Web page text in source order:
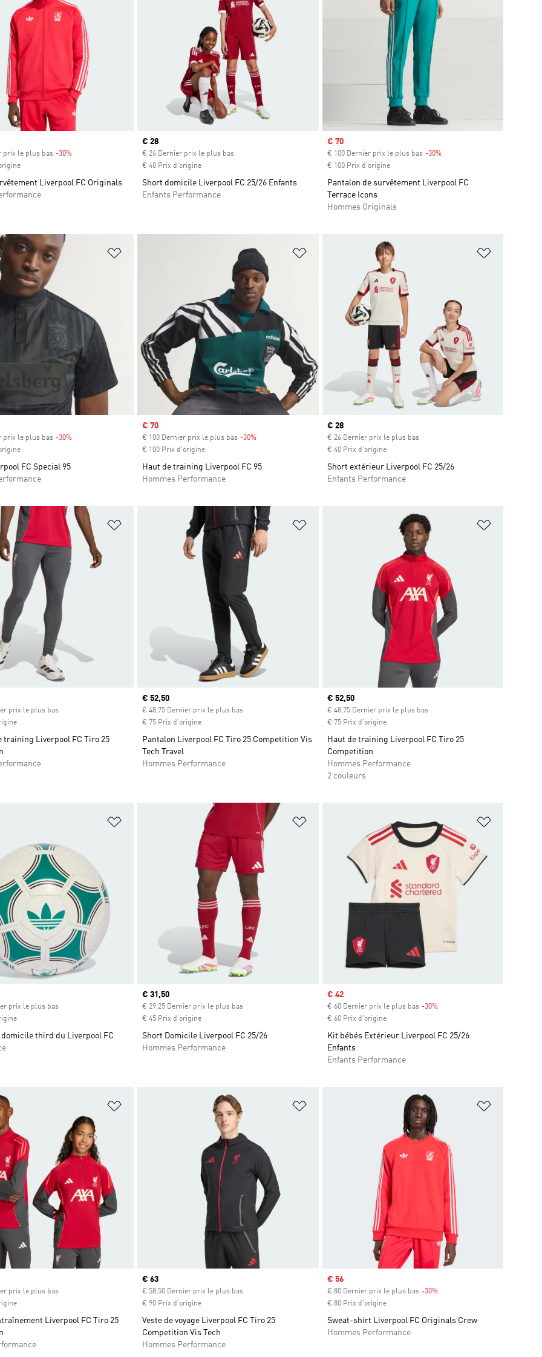
prix le plus bas -30%Rabais
Liverpool FC Originals
Prix actuel
€ 28
€ 26 Dernier prix le plus bas
€ 40 Prix d'origine
Short domicile Liverpool FC 25/26 Enfants
Enfants Performance
Prix soldé
€ 70
€ 100 Dernier prix le plus bas -30%Rabais
€ 100 Prix d'origine
Pantalon de survêtement Liverpool FC
Terrace Icons
Hommes Originals
de produits favoris Ajouter à la Liste de produits favoris
prix le plus bas -30%Rabais
FC Special 95
Ajouter à la Liste de produits favoris
Prix soldé
€ 70
€ 100 Dernier prix le plus bas -30%
€ 100 Prix d'origine
Haut de training Liverpool FC 95
Hommes Performance
Prix actuel
€ 28
€ 26 Dernier prix le plus bas
€ 40 Prix d'origine
Short extérieur Liverpool FC 25/26
Enfants Performance
de produits favoris Ajouter à la Liste de produits favoris
prix le plus bas
training Liverpool FC Tiro 25
Ajouter à la Liste de produits favoris
Prix actuel
€ 52,50
€ 48,75 Dernier prix le plus bas
€ 75 Prix d'origine
Pantalon Liverpool FC Tiro 25 Competition Vis
Tech Travel
Hommes Performance
Prix actuel
€ 52,50
€ 48,75 Dernier prix le plus bas
€ 75 Prix d'origine
Haut de training Liverpool FC Tiro 25
Competition
Hommes Performance
2 couleurs
Ajouter à la Liste de produits favoris
prix le plus bas
domicile third du Liverpool FC
Ajouter à la Liste de produits favoris
Prix actuel
€ 31,50
€ 29,25 Dernier prix le plus bas
€ 45 Prix d'origine
Short Domicile Liverpool FC 25/26
Hommes Performance
Prix soldé
€ 42
€ 60 Dernier prix le plus bas -30%Rabais
€ 60 Prix d'origine
Kit bébés Extérieur Liverpool FC 25/26
Enfants
Enfants Performance
de produits favoris Ajouter à la Liste de produits favoris
prix le plus bas
Liverpool FC Tiro 25
Ajouter à la Liste de produits favoris
Prix actuel
€ 63
€ 58,50 Dernier prix le plus bas
€ 90 Prix d'origine
Veste de voyage Liverpool FC Tiro 25
Competition Vis Tech
Hommes Performance
Prix soldé
€ 56
€ 80 Dernier prix le plus bas -30%Rabais
€ 80 Prix d'origine
Sweat-shirt Liverpool FC Originals Crew
Hommes Performance